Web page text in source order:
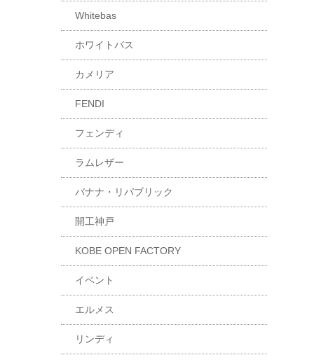
Whitebas
ホワイトバス
カメリア
FENDI
フェンディ
ラムレザー
バナナ・リパブリック
開工神戸
KOBE OPEN FACTORY
イベント
エルメス
リンディ